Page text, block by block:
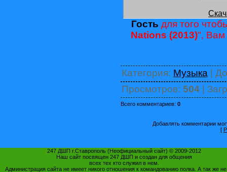
Гость для того
Nations (2013)", Вам
Категория: Музыка |
Просмотров: 504 |
Всего комментариев: 0
Добавлять комментарии
[
247 ДШП г.Ставрополь (Неофициальный сайт) © 2009-2012
Наш сайт посвящен 247 ДШП и создан для общения
всех тех кто служил в нем.
Администрация сайта не имеет никого отношения к командованию полка. А так же